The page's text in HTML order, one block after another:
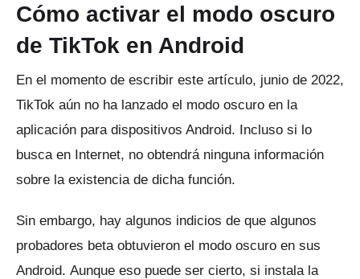
Cómo activar el modo oscuro
de TikTok en Android
En el momento de escribir este artículo, junio de 2022,
TikTok aún no ha lanzado el modo oscuro en la
aplicación para dispositivos Android. Incluso si lo
busca en Internet, no obtendrá ninguna información
sobre la existencia de dicha función.
Sin embargo, hay algunos indicios de que algunos
probadores beta obtuvieron el modo oscuro en sus
Android. Aunque eso puede ser cierto, si instala la